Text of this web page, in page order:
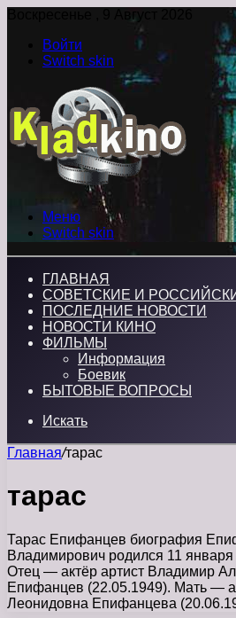
Воскресенье , 9 Август 2026
Войти
Switch skin
Меню
Switch skin
ГЛАВНАЯ
СОВЕТСКИЕ И
ПОСЛЕДНИЕ НОВОСТИ
НОВОСТИ КИНО
ФИЛЬМЫ
Информация
Боевик
БЫТОВЫЕ ВОПРОСЫ
Искать
Главная/тарас
тарас
Тарас Епифанцев биография
Владимирович родился 11 января
Отец — актёр артист Владимир
Епифанцев (22.05.1949). Мать —
Леонидовна Епифанцева